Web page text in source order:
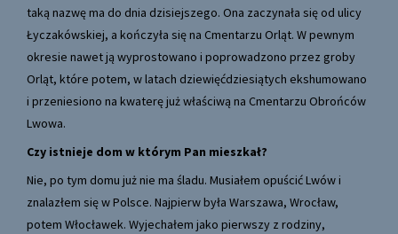
taką nazwę ma do dnia dzisiejszego. Ona zaczynała się od ulicy
Łyczakówskiej, a kończyła się na Cmentarzu Orląt. W pewnym
okresie nawet ją wyprostowano i poprowadzono przez groby
Orląt, które potem, w latach dziewięćdziesiątych ekshumowano
i przeniesiono na kwaterę już właściwą na Cmentarzu Obrońców
Lwowa.
Czy istnieje dom w którym Pan mieszkał?
Nie, po tym domu już nie ma śladu. Musiałem opuścić Lwów i
znalazłem się w Polsce. Najpierw była Warszawa, Wrocław,
potem Włocławek. Wyjechałem jako pierwszy z rodziny,